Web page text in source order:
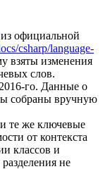
из официальной
csharp/language-
взяты изменения
слов.
го. Данные о
собраны вручную
те же ключевые
от контекста
классов и
не